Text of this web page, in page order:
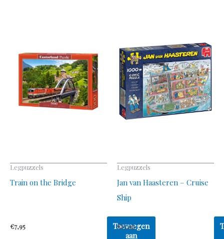
Legpuzzels
Train on the Bridge
€7,95
Toevoegen
aan
Legpuzzels
Jan van Haasteren – Cruise
Ship
€17,95